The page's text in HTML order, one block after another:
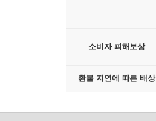
소비자 피해보상
환불 지연에 따른 배상